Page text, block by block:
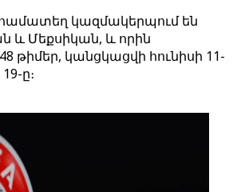
կազմակերպում են
և Մեքսիկան, և որին
թիմեր, կանցկացվի հունիսի 11-
ը։